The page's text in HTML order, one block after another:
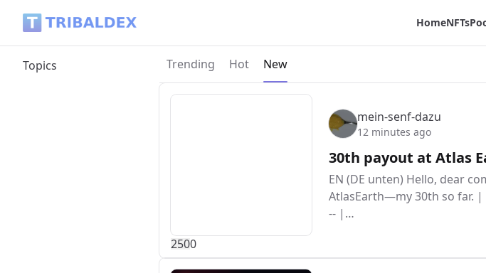
HomeNFTs
Topics Trending Hot Current page:
New
mein-senf-dazu
12 minutes ago
30th payout at Atlas
EN (DE unten) Hello, dear
AtlasEarth—my 30th so far.
-- |…
2500